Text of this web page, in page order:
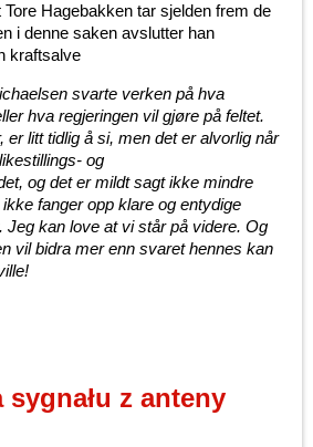
Hagebakken tar sjelden frem de
i denne saken avslutter han
kraftsalve
svarte verken på hva
hva regjeringen vil gjøre på feltet.
litt tidlig å si, men det er alvorlig når
og
og det er mildt sagt ikke mindre
fanger opp klare og entydige
Jeg kan love at vi står på videre. Og
vil bidra mer enn svaret hennes kan
z anteny